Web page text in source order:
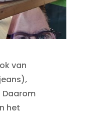
van
Daarom
het